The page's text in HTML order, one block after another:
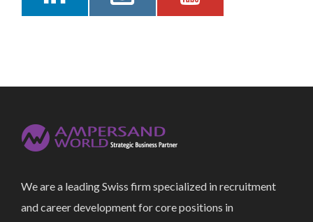
We are a leading Swiss firm specialized in recruitment
and career development for core positions in